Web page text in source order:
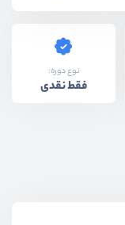
نوع دوره:
فقط نقدی